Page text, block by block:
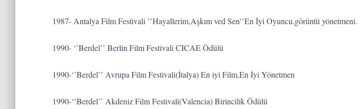
1987- Antalya Film Festivali ’’Hayallerim,Aşkım ved Sen’’En İyi Oyuncu,görüntü yönetmeni.
1990- ‘’Berdel’’ Berlin Film Festivali CICAE Ödülü
1990-‘’Berdel’’ Avrupa Film Festivali(İtalya) En iyi Film,En İyi Yönetmen
1990-‘’Berdel’’ Akdeniz Film Festivali(Valencia) Birincilik Ödülü